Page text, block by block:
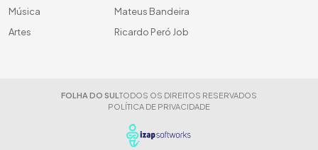
Música
Artes
Mateus Bandeira
Ricardo Peró Job
FOLHA DO SUL TODOS OS DIREITOS RESERVADOS
POLÍTICA DE PRIVACIDADE